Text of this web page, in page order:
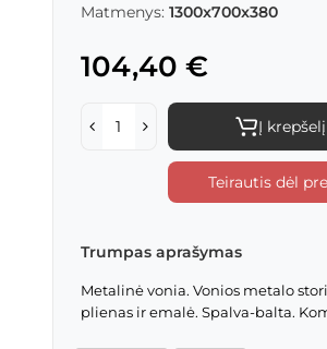
Matmenys: 1300x700x380
104,40 €
Į krepšelį
Teirautis dėl
Trumpas aprašymas
Metalinė vonia. Vonios metalo
plienas ir emalė. Spalva-balta.